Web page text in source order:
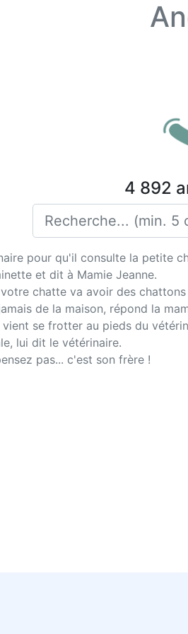
4 892
pour qu'il consulte la petite
et dit à Mamie Jeanne.
chatte va avoir des chattons
de la maison, répond la
se frotter au pieds du
lui dit le vétérinaire.
pas... c'est son frère !